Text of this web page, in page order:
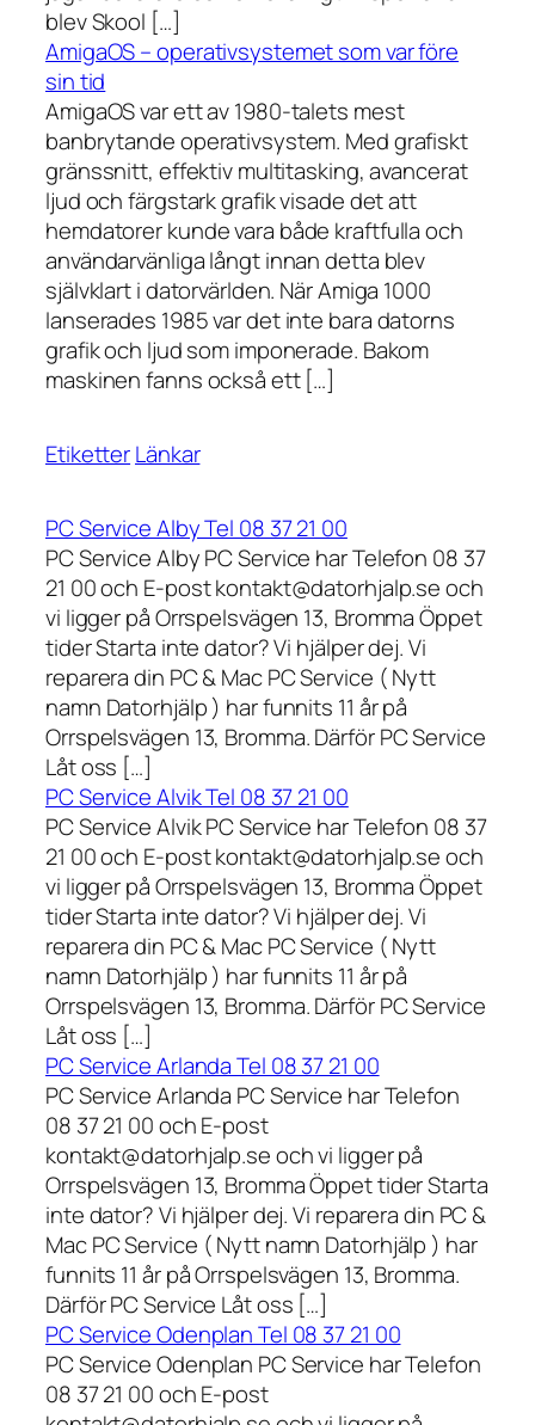
blev Skool […]
AmigaOS – operativsystemet som var före
sin tid
AmigaOS var ett av 1980-talets mest
banbrytande operativsystem. Med grafiskt
gränssnitt, effektiv multitasking, avancerat
ljud och färgstark grafik visade det att
hemdatorer kunde vara både kraftfulla och
användarvänliga långt innan detta blev
självklart i datorvärlden. När Amiga 1000
lanserades 1985 var det inte bara datorns
grafik och ljud som imponerade. Bakom
maskinen fanns också ett […]
EtiketterLänkar
PC Service Alby Tel 08 37 21 00
PC Service Alby PC Service har Telefon 08 37
21 00 och E-post kontakt@datorhjalp.se och
vi ligger på Orrspelsvägen 13, Bromma Öppet
tider Starta inte dator? Vi hjälper dej. Vi
reparera din PC & Mac PC Service ( Nytt
namn Datorhjälp ) har funnits 11 år på
Orrspelsvägen 13, Bromma. Därför PC Service
Låt oss […]
PC Service Alvik Tel 08 37 21 00
PC Service Alvik PC Service har Telefon 08 37
21 00 och E-post kontakt@datorhjalp.se och
vi ligger på Orrspelsvägen 13, Bromma Öppet
tider Starta inte dator? Vi hjälper dej. Vi
reparera din PC & Mac PC Service ( Nytt
namn Datorhjälp ) har funnits 11 år på
Orrspelsvägen 13, Bromma. Därför PC Service
Låt oss […]
PC Service Arlanda Tel 08 37 21 00
PC Service Arlanda PC Service har Telefon
08 37 21 00 och E-post
kontakt@datorhjalp.se och vi ligger på
Orrspelsvägen 13, Bromma Öppet tider Starta
inte dator? Vi hjälper dej. Vi reparera din PC &
Mac PC Service ( Nytt namn Datorhjälp ) har
funnits 11 år på Orrspelsvägen 13, Bromma.
Därför PC Service Låt oss […]
PC Service Odenplan Tel 08 37 21 00
PC Service Odenplan PC Service har Telefon
08 37 21 00 och E-post